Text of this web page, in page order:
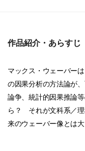
作品紹介・あらすじ
マックス・ウェーバー
の因果分析の方法論が
論争、統計的因果推論
ら？ それが文科系／
来のウェーバー像とは